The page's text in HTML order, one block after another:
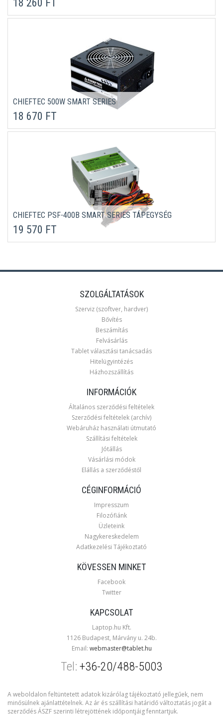
18 260 FT
CHIEFTEC 500W SMART SERIES
18 670 FT
CHIEFTEC PSF-400B SMART SERIES TÁPEGYSÉG
19 570 FT
SZOLGÁLTATÁSOK
Szerviz (szoftver, hardver)
Bővítés
Beszámítás
Felvásárlás
Tablet választási tanácsadás
Hitelügyintézés
Házhozszállítás
INFORMÁCIÓK
Általános szerződési feltételek
Szerződési feltételek (archív)
Webáruház használati útmutató
Szállítási feltételek
Jótállás
Vásárlási módok
Elállás a szerződéstől
CÉGINFORMÁCIÓ
Impresszum
Filozófiánk
Üzleteink
Nagykereskedelem
Adatkezelési Tájékoztató
KÖVESSEN MINKET
Facebook
Twitter
KAPCSOLAT
Laptop.hu Kft.
1126 Budapest, Márvány u. 24b.
Email: webmaster@tablet.hu
Tel: +36-20/488-5003
A weboldalon feltüntetett adatok kizárólag tájékoztató jellegűek, nem
minősülnek ajánlattételnek. Az ár és szállítási határidő változtatás jogát a
szerződés ÁSZF szerinti létrejöttének időpontjáig fenntartjuk.